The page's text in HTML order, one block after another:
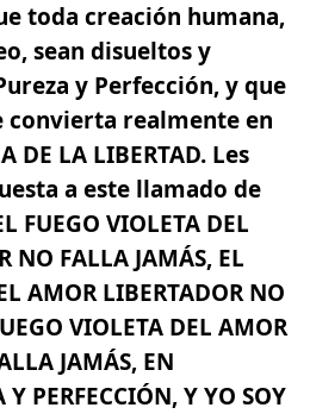
toda creación humana,
sean disueltos y
y Perfección, y que
convierta realmente en
DE LA LIBERTAD. Les
a este llamado de
FUEGO VIOLETA DEL
NO FALLA JAMÁS, EL
AMOR LIBERTADOR NO
VIOLETA DEL AMOR
JAMÁS, EN
Y PERFECCIÓN, Y YO SOY